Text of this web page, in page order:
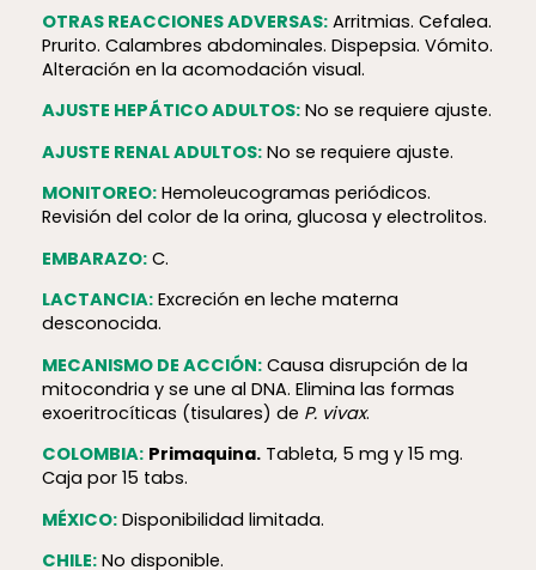
OTRAS REACCIONES ADVERSAS:Arritmias. Cefalea.
Prurito. Calambres abdominales. Dispepsia. Vómito.
Alteración en la acomodación visual.
AJUSTE HEPÁTICO ADULTOS:No se requiere ajuste.
AJUSTE RENAL ADULTOS:No se requiere ajuste.
MONITOREO:Hemoleucogramas periódicos.
Revisión del color de la orina, glucosa y electrolitos.
EMBARAZO:C.
LACTANCIA:Excreción en leche materna
desconocida.
MECANISMO DE ACCIÓN:Causa disrupción de la
mitocondria y se une al DNA. Elimina las formas
exoeritrocíticas (tisulares) de P. vivax.
COLOMBIA: Primaquina.Tableta, 5 mg y 15 mg.
Caja por 15 tabs.
MÉXICO:Disponibilidad limitada.
CHILE:No disponible.